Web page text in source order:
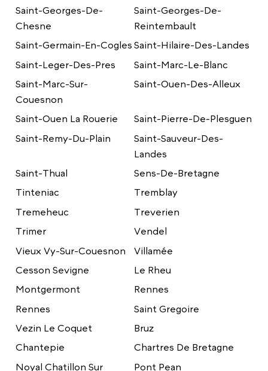
Saint-Georges-De-
Chesne
Saint-Georges-De-
Reintembault
Saint-Germain-En-Cogles Saint-Hilaire-Des-Landes
Saint-Leger-Des-Pres
Saint-Marc-Le-Blanc
Saint-Marc-Sur-
Couesnon
Saint-Ouen-Des-Alleux
Saint-Ouen La Rouerie
Saint-Pierre-De-Plesguen
Saint-Remy-Du-Plain
Saint-Sauveur-Des-
Landes
Saint-Thual
Sens-De-Bretagne
Tinteniac
Tremblay
Tremeheuc
Treverien
Trimer
Vendel
Vieux Vy-Sur-Couesnon
Villamée
Cesson Sevigne
Le Rheu
Montgermont
Rennes
Rennes
Saint Gregoire
Vezin Le Coquet
Bruz
Chantepie
Chartres De Bretagne
Noyal Chatillon Sur
Pont Pean